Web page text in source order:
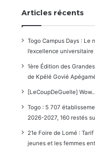
Articles récents
Togo Campus Days : Le
l’excellence
1ère Édition des
de Kpélé Govié
[LeCoupDeGuelle]
Togo : 5 707
2026-2027, 160 restés
21e Foire de Lomé :
jeunes et les femmes